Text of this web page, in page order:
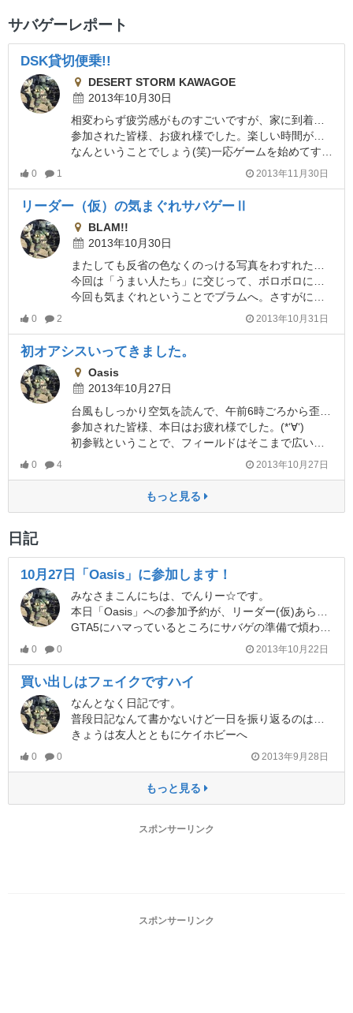
サバゲーレポート
DSK貸切便乗!!
DESERT STORM KAWAGOE
2013年10月30日
参加された皆様、お疲れ様でした。楽しい時間が共有できてとてもうれしいです。サバゲーる上でお友達になってくれるとさらに嬉しいです!!
なんということでしょう(笑)一応ゲームを始めてすこし経過した後なのですが、さすが貸切の醍醐味ですね！参加者10人だから当たり前ですね、すっからかんでございます！(笑)
0 1 2013年11月30日
リーダー（仮）の気まぐれサバゲーⅡ
BLAM!!
2013年10月30日
またしても反省の色なくのっける写真をわすれたので、笑点でうまいこと言ったカンジな愛犬を代わりに・・・でんりー☆です。
今回は「うまい人たち」に交じって、ボロボロになってきました(笑)
今回も気まぐれということでブラムへ。さすがに３チームローテは申し訳ないので、すでにいたチームのみなさまに合流させていただきました。
0 2 2013年10月31日
初オアシスいってきました。
Oasis
2013年10月27日
参加された皆様、本日はお疲れ様でした。(*‘∀‘)
初参戦ということで、フィールドはそこまで広い印象ではなかったのですが、バリケード等多かったので、油断したら斜めからしっかり刺されてた印象でした。
0 4 2013年10月27日
もっと見る
日記
10月27日「Oasis」に参加します！
みなさまこんにちは、でんりー☆です。
本日「Oasis」への参加予約が、リーダー(仮)あらため社長によって確定しましたー。
GTA5にハマっているところにサバゲの準備で煩わしいですが、久々のサバゲーなので良しとします。装備も追加しちゃったし(笑)
0 0 2013年10月22日
買い出しはフェイクですハイ
なんとなく日記です。
普段日記なんて書かないけど一日を振り返るのはたまにはイイネ。
きょうは友人とともにケイホビーへ
0 0 2013年9月28日
もっと見る
スポンサーリンク
スポンサーリンク